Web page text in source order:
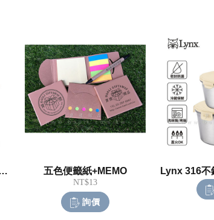
趣多口袋機能後背包 五色便籤紙+MEMO
NT$13
詢價